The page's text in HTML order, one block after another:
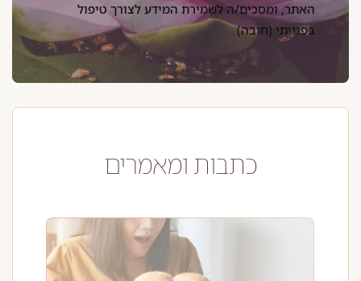
האתר, ומסכים/ה לשמירת המידע לצורך טיפול
בפנייתי (חובה)
כתבות ומאמרים